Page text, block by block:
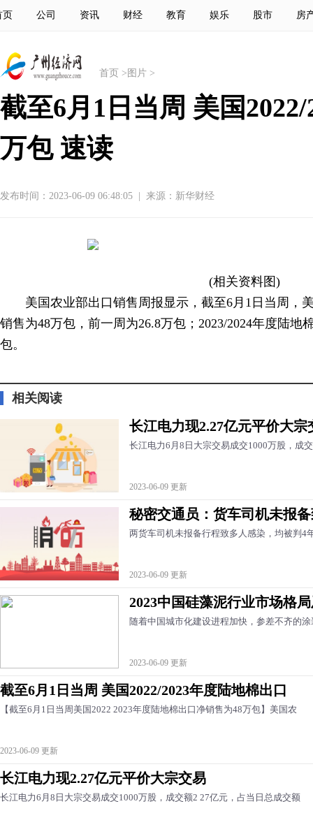
页 公司 资讯 财经 教育 娱乐 股市 房
首页 > 图片 >
截至6月1日当周 美国
万包 速读
发布时间：2023-06-09 06:48:05 来源：新华财经
(相关资料图)
美国农业部出口销售周报显示，截至6月1日当周，
销售为48万包，前一周为26.8万包；2023/2024年度陆地
包。
相关阅读
长江电力现2.27亿元平价大宗
长江电力6月8日大宗交易成交1000万股，成
2023-06-09 更新
秘密交通员：货车司机未报
两货车司机未报备行程致多人感染，均被判4
2023-06-09 更新
2023中国硅藻泥行业市场格
随着中国城市化建设进程加快，参差不齐的
2023-06-09 更新
截至6月1日当周 美国2022/2023年度陆地棉出口
【截至6月1日当周美国2022 2023年度陆地棉出口净销售为48万包】美国农
2023-06-09 更新
长江电力现2.27亿元平价大宗交易
长江电力6月8日大宗交易成交1000万股，成交额2 27亿元，占当日总成交额